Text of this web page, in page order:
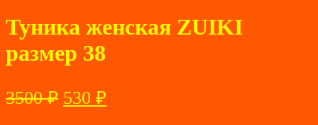
Туника женская ZUIKI
размер 38
3500₽ Первоначальная
530 ₽